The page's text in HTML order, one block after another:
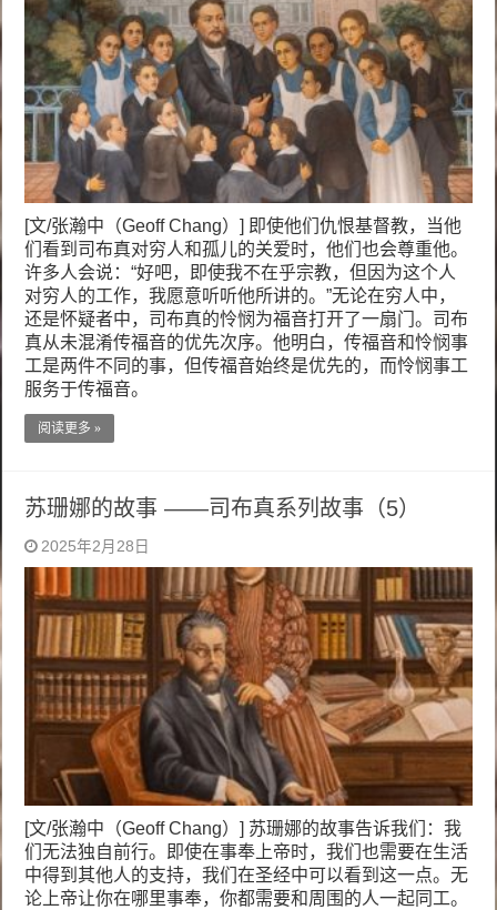
[文/张瀚中（Geoff Chang）] 即使他们仇恨基督教，当他
们看到司布真对穷人和孤儿的关爱时，他们也会尊重他。
许多人会说：“好吧，即使我不在乎宗教，但因为这个人
对穷人的工作，我愿意听听他所讲的。”无论在穷人中，
还是怀疑者中，司布真的怜悯为福音打开了一扇门。司布
真从未混淆传福音的优先次序。他明白，传福音和怜悯事
工是两件不同的事，但传福音始终是优先的，而怜悯事工
服务于传福音。
阅读更多 »
苏珊娜的故事 ——司布真系列故事（5）
2025年2月28日
[文/张瀚中（Geoff Chang）] 苏珊娜的故事告诉我们：我
们无法独自前行。即使在事奉上帝时，我们也需要在生活
中得到其他人的支持，我们在圣经中可以看到这一点。无
论上帝让你在哪里事奉，你都需要和周围的人一起同工。